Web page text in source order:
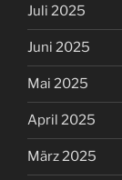
Juli 2025
Juni 2025
Mai 2025
April 2025
März 2025